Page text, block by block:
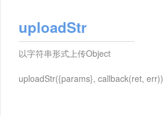
uploadStr
以字符串形式上传Object
uploadStr({params}, callback(ret, err))